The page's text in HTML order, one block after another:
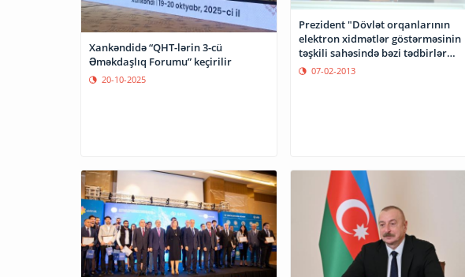
Xankəndidə “QHT-lərin 3-cü
Əməkdaşlıq Forumu” keçirilir
20-10-2025
Prezident "Dövlət orqanlarının
elektron xidmətlər göstərməsinin
təşkili sahəsində bəzi tədbirlər
haqqında" Fərman imzalayıb
07-02-2013